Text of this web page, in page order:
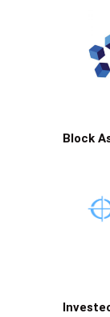
Block